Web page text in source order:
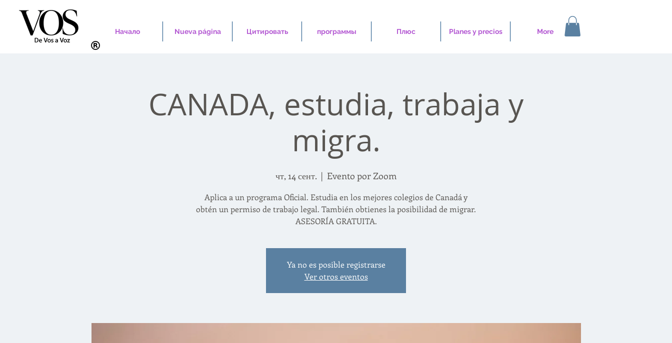
Начало Nueva página Цитировать программы Плюс Planes y precios More
CANADA, estudia, trabaja y
migra.
чт, 14 сент.
  |
Evento por Zoom
Aplica a un programa Oficial. Estudia en los mejores colegios de Canadá y
obtén un permiso de trabajo legal. También obtienes la posibilidad de migrar.
ASESORÍA GRATUITA.
Ya no es posible registrarse
Ver otros eventos